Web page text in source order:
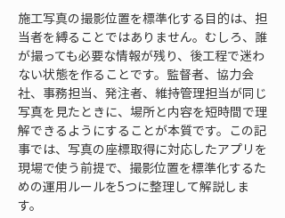
施工写真の撮影位置を標準化する目的は、担
当者を縛ることではありません。むしろ、誰
が撮っても必要な情報が残り、後工程で迷わ
ない状態を作ることです。監督者、協力会
社、事務担当、発注者、維持管理担当が同じ
写真を見たときに、場所と内容を短時間で理
解できるようにすることが本質です。この記
事では、写真の座標取得に対応したアプリを
現場で使う前提で、撮影位置を標準化するた
めの運用ルールを5つに整理して解説しま
す。